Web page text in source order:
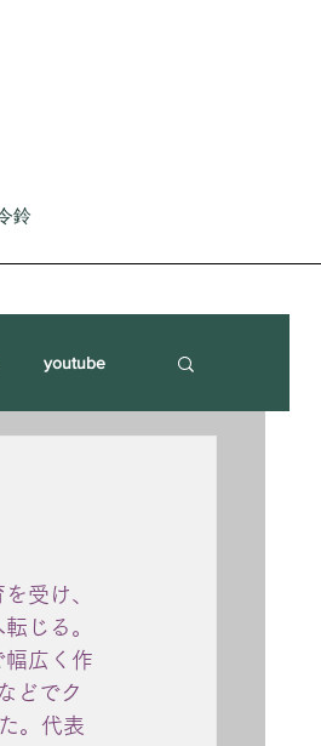
鈴
youtube
受け、
じる。
広く作
どでク
。代表